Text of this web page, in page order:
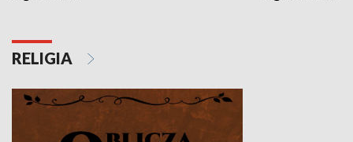
RELIGIA